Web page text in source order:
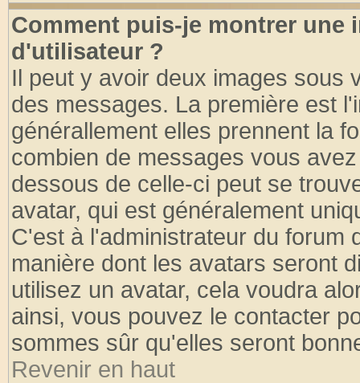
Comment puis-je montrer une
d'utilisateur ?
Il peut y avoir deux images sous
des messages. La première est
générallement elles prennent la
combien de messages vous
dessous de celle-ci peut se
avatar, qui est généralement
C'est à l'administrateur du forum
manière dont les avatars seront
utilisez un avatar, cela voudra
ainsi, vous pouvez le contacter
sommes sûr qu'elles seront
Revenir en haut